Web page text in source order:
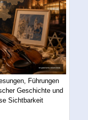
Führungen
Geschichte und
Sichtbarkeit